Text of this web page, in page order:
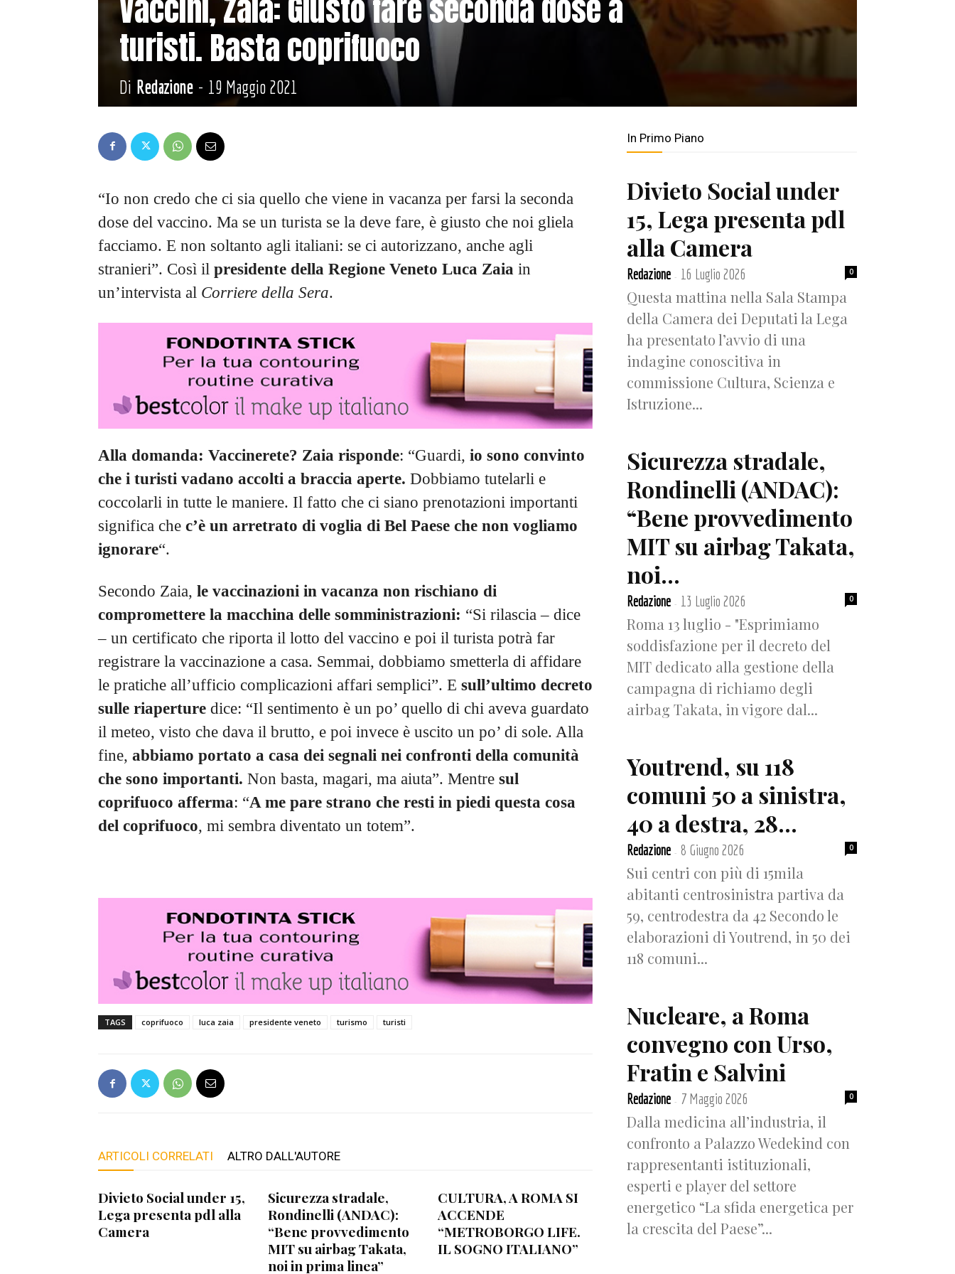
turisti. Basta coprifuoco
Di Redazione - 19 Maggio 2021
“Io non credo che ci sia quello che viene in vacanza per farsi la seconda
dose del vaccino. Ma se un turista se la deve fare, è giusto che noi gliela
facciamo. E non soltanto agli italiani: se ci autorizzano, anche agli
stranieri”. Così il presidente della Regione Veneto Luca Zaia in
un’intervista al Corriere della Sera.
Alla domanda: Vaccinerete? Zaia risponde: “Guardi, io sono convinto
che i turisti vadano accolti a braccia aperte. Dobbiamo tutelarli e
coccolarli in tutte le maniere. Il fatto che ci siano prenotazioni importanti
significa che c’è un arretrato di voglia di Bel Paese che non vogliamo
ignorare“.
Secondo Zaia, le vaccinazioni in vacanza non rischiano di
compromettere la macchina delle somministrazioni: “Si rilascia – dice
– un certificato che riporta il lotto del vaccino e poi il turista potrà far
registrare la vaccinazione a casa. Semmai, dobbiamo smetterla di affidare
le pratiche all’ufficio complicazioni affari semplici”. E sull’ultimo decreto
sulle riaperture dice: “Il sentimento è un po’ quello di chi aveva guardato
il meteo, visto che dava il brutto, e poi invece è uscito un po’ di sole. Alla
fine, abbiamo portato a casa dei segnali nei confronti della comunità
che sono importanti. Non basta, magari, ma aiuta”. Mentre sul
coprifuoco afferma: “A me pare strano che resti in piedi questa cosa
del coprifuoco, mi sembra diventato un totem”.
TAGS coprifuoco luca zaia presidente veneto turismo turisti
ARTICOLI CORRELATI ALTRO DALL'AUTORE
Divieto Social under 15,
Lega presenta pdl alla
Camera
Sicurezza stradale,
Rondinelli (ANDAC):
“Bene provvedimento
MIT su airbag Takata,
noi in prima linea”
CULTURA, A ROMA SI
ACCENDE
“METROBORGO LIFE.
IL SOGNO ITALIANO”
In Primo Piano
Divieto Social under
15, Lega presenta pdl
alla Camera
Redazione - 16 Luglio 2026 0
Questa mattina nella Sala Stampa
della Camera dei Deputati la Lega
ha presentato l’avvio di una
indagine conoscitiva in
commissione Cultura, Scienza e
Istruzione...
Sicurezza stradale,
Rondinelli (ANDAC):
“Bene provvedimento
MIT su airbag Takata,
noi...
Redazione - 13 Luglio 2026 0
Roma 13 luglio - "Esprimiamo
soddisfazione per il decreto del
MIT dedicato alla gestione della
campagna di richiamo degli
airbag Takata, in vigore dal...
Youtrend, su 118
comuni 50 a sinistra,
40 a destra, 28...
Redazione - 8 Giugno 2026 0
Sui centri con più di 15mila
abitanti centrosinistra partiva da
59, centrodestra da 42 Secondo le
elaborazioni di Youtrend, in 50 dei
118 comuni...
Nucleare, a Roma
convegno con Urso,
Fratin e Salvini
Redazione - 7 Maggio 2026 0
Dalla medicina all’industria, il
confronto a Palazzo Wedekind con
rappresentanti istituzionali,
esperti e player del settore
energetico “La sfida energetica per
la crescita del Paese”...